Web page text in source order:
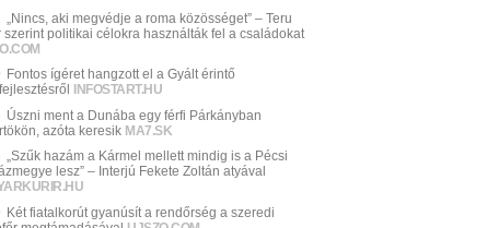
„Nincs, aki megvédje a roma közösséget” – Teru
szerint politikai célokra használták fel a családokat
Fontos ígéret hangzott el a Gyált érintő
INFOSTART.HU
Úszni ment a Dunába egy férfi Párkányban
azóta keresik MA7.SK
„Szűk hazám a Kármel mellett mindig is a Pécsi
lesz” – Interjú Fekete Zoltán atyával
Két fiatalkorút gyanúsít a rendőrség a szeredi